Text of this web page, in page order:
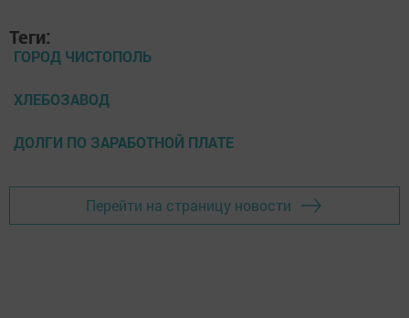
Теги:
ГОРОД ЧИСТОПОЛЬ
ХЛЕБОЗАВОД
ДОЛГИ ПО ЗАРАБОТНОЙ ПЛАТЕ
Перейти на страницу новости